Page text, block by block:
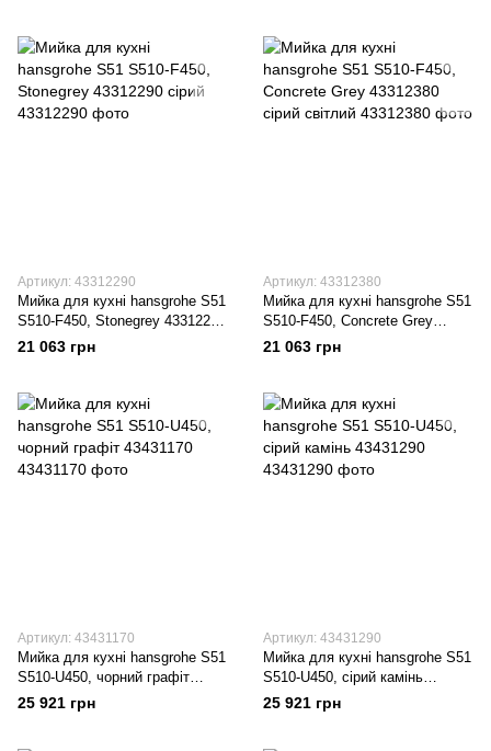
Артикул: 43312290
Мийка для кухні hansgrohe S51
S510-F450, Stonegrey 43312290
сірий
21 063 грн
Артикул: 43312380
Мийка для кухні hansgrohe S51
S510-F450, Concrete Grey
43312380 сірий світлий
21 063 грн
Артикул: 43431170
Мийка для кухні hansgrohe S51
S510-U450, чорний графіт
43431170
25 921 грн
Артикул: 43431290
Мийка для кухні hansgrohe S51
S510-U450, сірий камінь
43431290
25 921 грн